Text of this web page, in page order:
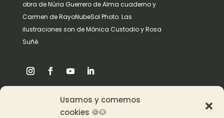
Usamos y comemos
cookies 🍪🐶
obra de Núria Guerrero de Alma cuaderno y
Carmen de RayoNubeSol Photo. Las
ilustraciones son de Mónica Custodio y Rosa
Suñè.